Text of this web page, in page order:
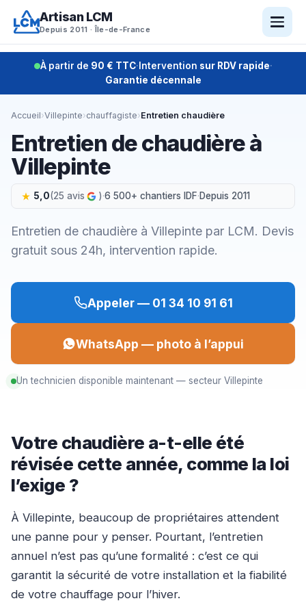
contenu
Artisan LCM
Depuis 2011 · Île-de-France
À partir de 90 € TTC· Intervention sur RDV rapide·
Garantie décennale
Accueil›Villepinte›chauffagiste›Entretien chaudière
Entretien de chaudière à
Villepinte
5,0(25 avis )·6 500+ chantiers IDF·Depuis 2011
Entretien de chaudière à Villepinte par LCM. Devis
gratuit sous 24h, intervention rapide.
Appeler — 01 34 10 91 61
WhatsApp — photo à l’appui
Un technicien disponible maintenant — secteur Villepinte
Votre chaudière a-t-elle été
révisée cette année, comme la loi
l’exige ?
À Villepinte, beaucoup de propriétaires attendent
une panne pour y penser. Pourtant, l’entretien
annuel n’est pas qu’une formalité : c’est ce qui
garantit la sécurité de votre installation et la fiabilité
de votre chauffage pour l’hiver.